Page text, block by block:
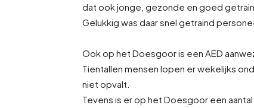
dat ook jonge, gezonde en goed
Gelukkig was daar snel getraind
Ook op het Doesgoor is een AED
Tientallen mensen lopen er wekelijks
niet opvalt.
Tevens is er op het Doesgoor een